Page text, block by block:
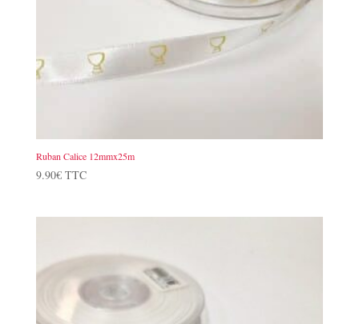
Ruban Calice 12mmx25m
9.90€ TTC